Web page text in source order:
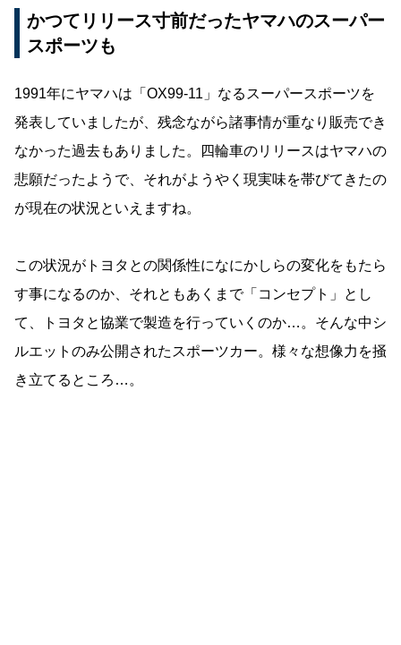
かつてリリース寸前だったヤマハのスーパー
スポーツも
1991年にヤマハは「OX99-11」なるスーパースポーツを
発表していましたが、残念ながら諸事情が重なり販売でき
なかった過去もありました。四輪車のリリースはヤマハの
悲願だったようで、それがようやく現実味を帯びてきたの
が現在の状況といえますね。
この状況がトヨタとの関係性になにかしらの変化をもたら
す事になるのか、それともあくまで「コンセプト」とし
て、トヨタと協業で製造を行っていくのか…。そんな中シ
ルエットのみ公開されたスポーツカー。様々な想像力を掻
き立てるところ…。